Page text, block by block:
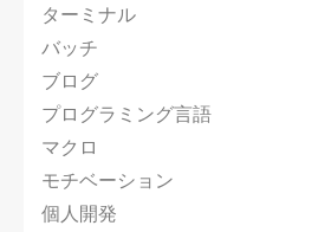
ターミナル
バッチ
ブログ
プログラミング言語
マクロ
モチベーション
個人開発